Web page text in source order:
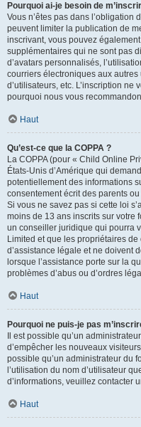
Pourquoi ai-je besoin de
Vous n’êtes pas dans l’obligation
peuvent limiter la publication de
inscrivant, vous pouvez
supplémentaires qui ne sont pas
d’avatars personnalisés,
courriers électroniques aux
d’utilisateurs, etc. L’inscription ne
pourquoi nous vous
Haut
Qu’est-ce que la COPPA ?
La COPPA (pour « Child Online
États-Unis d’Amérique qui
potentiellement des informations
consentement écrit des parents
Si vous ne savez pas si cette loi
moins de 13 ans inscrits sur votre
un conseiller juridique qui pourra
Limited et que les propriétaires
d’assistance légale et ne doivent
lorsque l’assistance porte sur la
problèmes d’abus ou d’ordres
Haut
Pourquoi ne puis-je pas
Il est possible qu’un
d’empêcher les nouveaux
possible qu’un administrateur du
l’utilisation du nom d’utilisateur
d’informations, veuillez contacter
Haut